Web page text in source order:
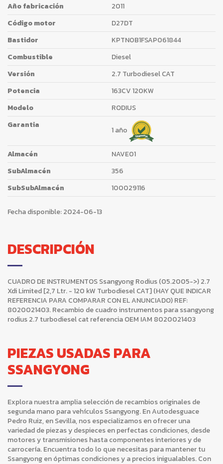
Año fabricación
2011
Código motor
D27DT
Bastidor
KPTN0B1FSAP061844
Combustible
Diesel
Versión
2.7 Turbodiesel CAT
Potencia
163CV 120KW
Modelo
RODIUS
Garantia
1 año
Almacén
NAVE01
SubAlmacén
356
SubSubAlmacén
100029116
Fecha disponible:2024-06-13
DESCRIPCIÓN
CUADRO DE INSTRUMENTOS Ssangyong Rodius (05.2005->) 2.7
Xdi Limited [2,7 Ltr. - 120 kW Turbodiesel CAT] (HAY QUE INDICAR
REFERENCIA PARA COMPARAR CON EL ANUNCIADO) REF:
8020021403. Recambio de cuadro instrumentos para ssangyong
rodius 2.7 turbodiesel cat referencia OEM IAM 8020021403
PIEZAS USADAS PARA
SSANGYONG
Explora nuestra amplia selección de recambios originales de
segunda mano para vehículos Ssangyong. En Autodesguace
Pedro Ruiz, en Sevilla, nos especializamos en ofrecer una
variedad de piezas y despieces en perfectas condiciones, desde
motores y transmisiones hasta componentes interiores y de
carrocería. Encuentra todo lo que necesitas para mantener tu
Ssangyong en óptimas condiciones y a precios inigualables. Con